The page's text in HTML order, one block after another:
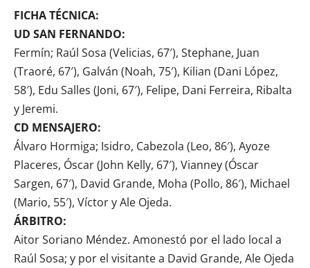
FICHA TÉCNICA:
UD SAN FERNANDO:
Fermín; Raúl Sosa (Velicias, 67′), Stephane, Juan
(Traoré, 67′), Galván (Noah, 75′), Kilian (Dani López,
58′), Edu Salles (Joni, 67′), Felipe, Dani Ferreira, Ribalta
y Jeremi.
CD MENSAJERO:
Álvaro Hormiga; Isidro, Cabezola (Leo, 86′), Ayoze
Placeres, Óscar (John Kelly, 67′), Vianney (Óscar
Sargen, 67′), David Grande, Moha (Pollo, 86′), Michael
(Mario, 55′), Víctor y Ale Ojeda.
ÁRBITRO:
Aitor Soriano Méndez. Amonestó por el lado local a
Raúl Sosa; y por el visitante a David Grande, Ale Ojeda